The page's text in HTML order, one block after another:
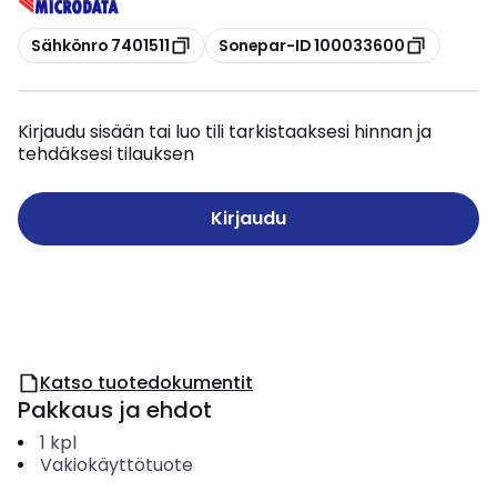
Kopioi
Sähkönro 7401511 Kopioi
Sonepar-ID 100033600
Kirjaudu sisään tai luo tili tarkistaaksesi hinnan ja
tehdäksesi tilauksen
Kirjaudu
Katso tuotedokumentit
Pakkaus ja ehdot
1 kpl
Vakiokäyttötuote